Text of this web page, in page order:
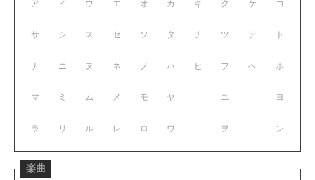
ア イ ウ エ オ
サ シ ス セ ソ
ナ ニ ヌ ネ ノ
マ ミ ム メ モ
ラ リ ル レ ロ
カ キ ク ケ コ
タ チ ツ テ ト
ハ ヒ フ ヘ ホ
ヤ ユ ヨ
ワ ヲ ン
楽曲